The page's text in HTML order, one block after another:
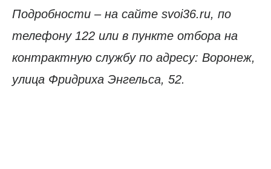
Подробности – на сайте svoi36.ru, по
телефону 122 или в пункте отбора на
контрактную службу по адресу: Воронеж,
улица Фридриха Энгельса, 52.